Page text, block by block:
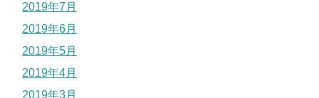
2019年7月
2019年6月
2019年5月
2019年4月
2019年3月